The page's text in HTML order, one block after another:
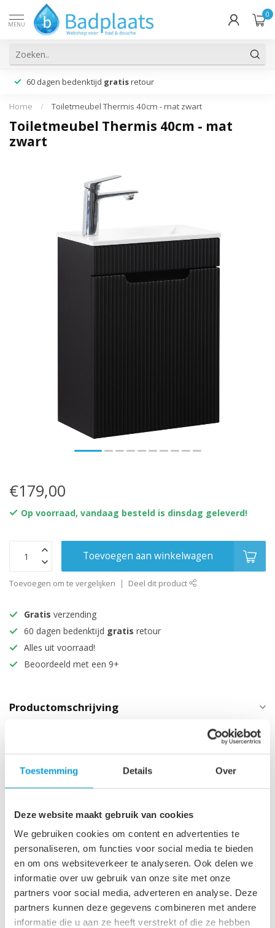
Toestemming Details Over
Deze website maakt gebruik van cookies
We gebruiken cookies om content en advertenties te
personaliseren, om functies voor social media te bieden
en om ons websiteverkeer te analyseren. Ook delen we
informatie over uw gebruik van onze site met onze
partners voor social media, adverteren en analyse. Deze
partners kunnen deze gegevens combineren met andere
informatie die u aan ze heeft verstrekt of die ze hebben
MENU
0
60 dagen bedenktijd gratis retour
Home / Toiletmeubel Thermis 40cm - mat zwart
Toiletmeubel Thermis 40cm - mat
zwart
€179,00
Op voorraad, vandaag besteld is dinsdag geleverd!
Toevoegen aan winkelwagen
Toevoegen om te vergelijken Deel dit product
Gratis verzending
60 dagen bedenktijd gratis retour
Alles uit voorraad!
Beoordeeld met een 9+
Productomschrijving
Technische informatie
Afvoerplug groot - chroom -
zonder overloop €24,95
Recent bekeken